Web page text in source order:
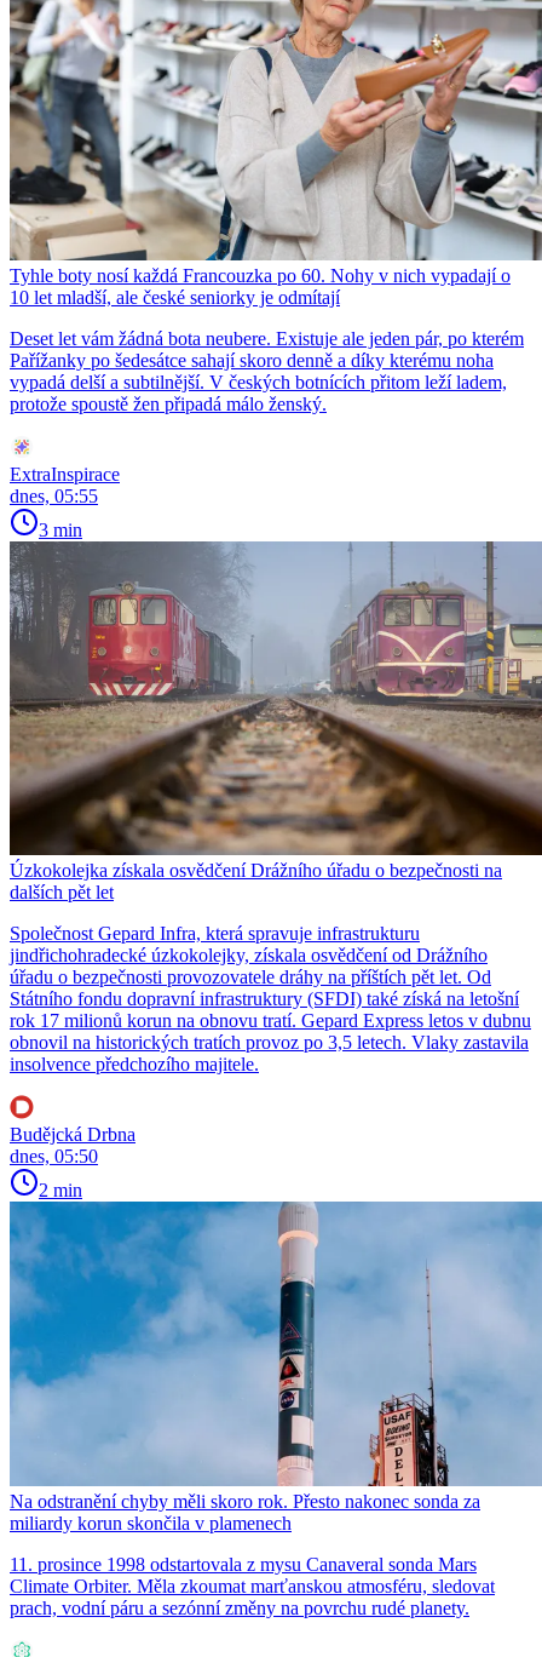
Tyhle boty nosí každá Francouzka po 60. Nohy v nich vypadají o
10 let mladší, ale české seniorky je odmítají
Deset let vám žádná bota neubere. Existuje ale jeden pár, po kterém
Pařížanky po šedesátce sahají skoro denně a díky kterému noha
vypadá delší a subtilnější. V českých botnících přitom leží ladem,
protože spoustě žen připadá málo ženský.
ExtraInspirace
dnes, 05:55
3 min
Úzkokolejka získala osvědčení Drážního úřadu o bezpečnosti na
dalších pět let
Společnost Gepard Infra, která spravuje infrastrukturu
jindřichohradecké úzkokolejky, získala osvědčení od Drážního
úřadu o bezpečnosti provozovatele dráhy na příštích pět let. Od
Státního fondu dopravní infrastruktury (SFDI) také získá na letošní
rok 17 milionů korun na obnovu tratí. Gepard Express letos v dubnu
obnovil na historických tratích provoz po 3,5 letech. Vlaky zastavila
insolvence předchozího majitele.
Budějcká Drbna
dnes, 05:50
2 min
Na odstranění chyby měli skoro rok. Přesto nakonec sonda za
miliardy korun skončila v plamenech
11. prosince 1998 odstartovala z mysu Canaveral sonda Mars
Climate Orbiter. Měla zkoumat marťanskou atmosféru, sledovat
prach, vodní páru a sezónní změny na povrchu rudé planety.